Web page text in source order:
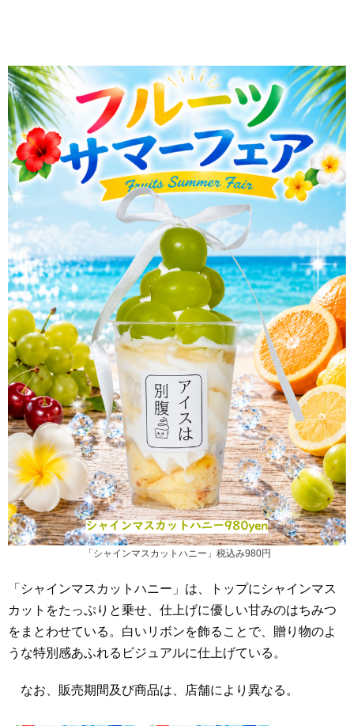
「シャインマスカットハニー」税込み980円
「シャインマスカットハニー」は、トップにシャインマス
カットをたっぷりと乗せ、仕上げに優しい甘みのはちみつ
をまとわせている。白いリボンを飾ることで、贈り物のよ
うな特別感あふれるビジュアルに仕上げている。
なお、販売期間及び商品は、店舗により異なる。